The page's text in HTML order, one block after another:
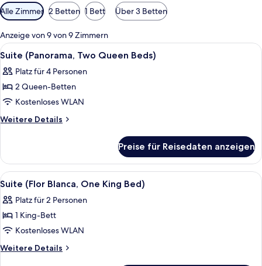
Verfügbare
Filter
für
Zimmer
Alle Zimmer 2 Betten 1 Bett Über 3 Betten
Anzeige von 9 von 9 Zimmern
Alle
Fotos
für
Suite
(Panorama,
Two
anzeigen
Ein Hotelzimmer mit zwei Betten,
7
Suite (Panorama, Two Queen Beds)
Platz für 4 Personen
2 Queen-Betten
Kostenloses WLAN
Weitere Details
Weitere
(Panorama,
Two
Queen
Preise für Reisedaten anzeigen
Alle
Fotos
für
Suite
(Flor
Blanca,
Ein modernes Hotelzimmer mit
6
Suite (Flor Blanca, One King Bed)
Platz für 2 Personen
1 King-Bett
Kostenloses WLAN
Weitere Details
Weitere